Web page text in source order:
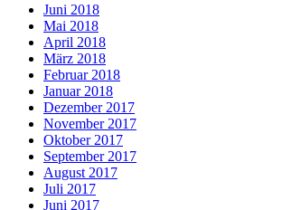
Juni 2018
Mai 2018
April 2018
März 2018
Februar 2018
Januar 2018
Dezember 2017
November 2017
Oktober 2017
September 2017
August 2017
Juli 2017
Juni 2017